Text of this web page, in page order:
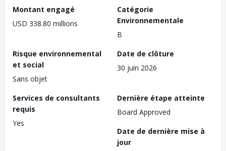
Montant engagé
USD 338.80 millions
Catégorie
Environnementale
B
Risque environnemental
et social
Sans objet
Date de clôture
30 juin 2026
Services de consultants
requis
Yes
Dernière étape atteinte
Board Approved
Date de dernière mise à
jour